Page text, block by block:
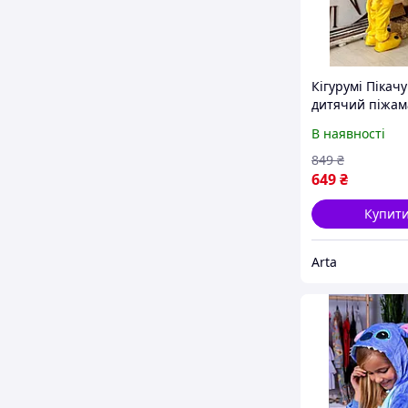
Кігурумі Пікачу
дитячий
хлопчика і
комбінезон
підлітка
В наявності
649₴
849 ₴
Купити
Arta